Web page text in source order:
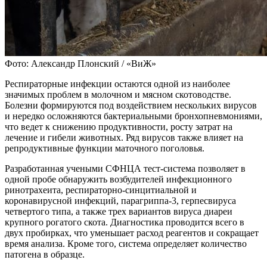
Фото: Александр Плонский / «ВиЖ»
Респираторные инфекции остаются одной из наиболее
значимых проблем в молочном и мясном скотоводстве.
Болезни формируются под воздействием нескольких вирусов
и нередко осложняются бактериальными бронхопневмониями,
что ведет к снижению продуктивности, росту затрат на
лечение и гибели животных. Ряд вирусов также влияет на
репродуктивные функции маточного поголовья.
Разработанная учеными СФНЦА тест-система позволяет в
одной пробе обнаружить возбудителей инфекционного
ринотрахеита, респираторно-синцитиальной и
коронавирусной инфекций, парагриппа-3, герпесвируса
четвертого типа, а также трех вариантов вируса диареи
крупного рогатого скота. Диагностика проводится всего в
двух пробирках, что уменьшает расход реагентов и сокращает
время анализа. Кроме того, система определяет количество
патогена в образце.